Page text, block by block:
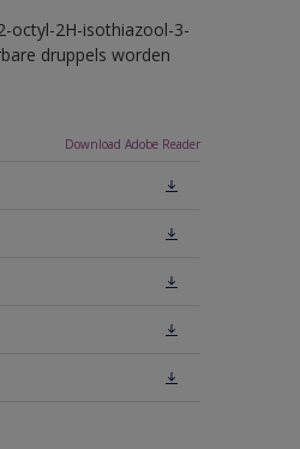
octyl-2H-isothiazool-3-
druppels worden
Download Adobe Reader